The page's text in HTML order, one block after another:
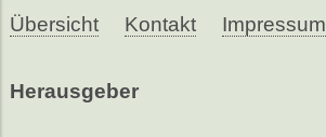
Übersicht Kontakt Impressum
Herausgeber